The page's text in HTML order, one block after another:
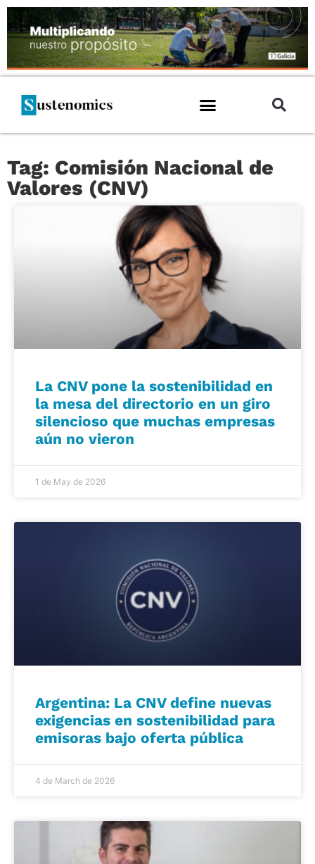
Tag: Comisión Nacional de
Valores (CNV)
La CNV pone la sostenibilidad en
la mesa del directorio en un giro
silencioso que muchas empresas
aún no vieron
1 de May de 2026
Argentina: La CNV define nuevas
exigencias en sostenibilidad para
emisoras bajo oferta pública
4 de March de 2026